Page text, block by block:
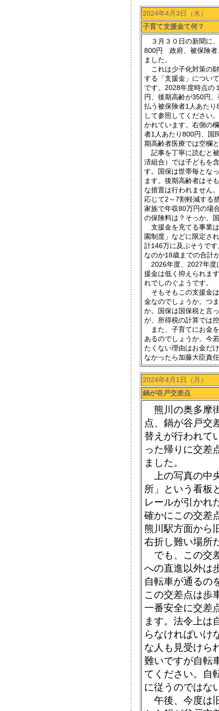
2024年4月3日（水）
子育て支援金て何？
３月３０日の新聞に
800円 政府、被保険者
ました。
これは少子化対策の
する「支援金」につい
です。2028年度時点の
円、後期高齢が350円
払う被保険者1人あた
して参照してください
かれています。右側の
者1人あたり800円、国
期高齢者医療では空欄
記事を丁寧に読むと
済組合）では子どもを
す。国保は世帯毎とな
ます。後期高齢者はそ
な措置は行われません
応じて2～7割軽減する
家族で年収80万円の場
の保険料は？そっか、
支援金を充てる事業
園制度」などに限定さ
計146万に及ぶそうで
なのか18歳までの合計
2026年度、2027年度
援金は低く抑えられま
れでしのぐようです。
そもそもこの支援金
金なのでしょうか。つ
か。国保は国保税と言
が、所得税の計算では
また、子育てにお金
あるのでしょうか。今
たくない理由はお金だ
なかったら加藤大臣責
2024年4月1日（月）
鍋が谷戸交差点
熊川の奥多摩
点、鍋が谷戸交
替えが行われて
った帰りに交差
ました。
上の写真の中
所」という看板
レールが引かれ
確かにこの交差
熊川駅方面から
右折し難い場所
でも、この交
への直進以外は
自転車が通るの
この交差点は歩
一番安全に交差
ます。法令上は
らなければいけ
な人も見受けら
難いですが自転
てください。自
に従うのではな
午後、今度は